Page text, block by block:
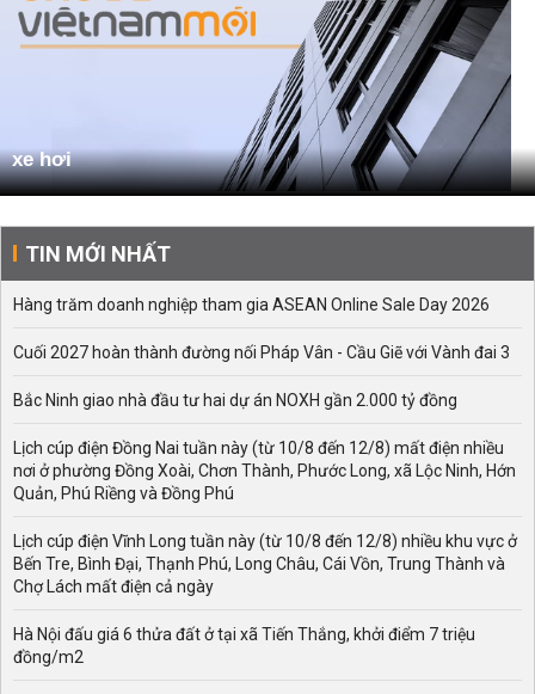
xe hơi
TIN MỚI NHẤT
Hàng trăm doanh nghiệp tham gia ASEAN Online Sale Day 2026
Cuối 2027 hoàn thành đường nối Pháp Vân - Cầu Giẽ với Vành đai 3
Bắc Ninh giao nhà đầu tư hai dự án NOXH gần 2.000 tỷ đồng
Lịch cúp điện Đồng Nai tuần này (từ 10/8 đến 12/8) mất điện nhiều
nơi ở phường Đồng Xoài, Chơn Thành, Phước Long, xã Lộc Ninh, Hớn
Quản, Phú Riềng và Đồng Phú
Lịch cúp điện Vĩnh Long tuần này (từ 10/8 đến 12/8) nhiều khu vực ở
Bến Tre, Bình Đại, Thạnh Phú, Long Châu, Cái Vồn, Trung Thành và
Chợ Lách mất điện cả ngày
Hà Nội đấu giá 6 thửa đất ở tại xã Tiến Thắng, khởi điểm 7 triệu
đồng/m2